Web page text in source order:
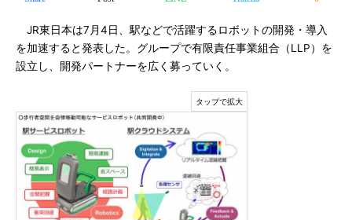
JR東日本は7月4日、駅などで活躍するロボットの開発・導入
を加速すると発表した。グループで有限責任事業組合（LLP）を
設立し、開発パートナーを広く募っていく。